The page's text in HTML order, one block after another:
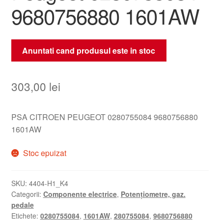
9680756880 1601AW
Anuntati cand produsul este in stoc
303,00 lei
PSA CITROEN PEUGEOT 0280755084 9680756880
1601AW
Stoc epuizat
SKU: 4404-H1_K4
Categorii: Componente electrice, Potențiometre, gaz.
pedale
Etichete: 0280755084, 1601AW, 280755084, 9680756880